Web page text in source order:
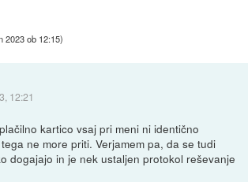
2023 ob 12:15)
12:21
kartico vsaj pri meni ni identično
ne more priti. Verjamem pa, da se tudi
dogajajo in je nek ustaljen protokol reševanje